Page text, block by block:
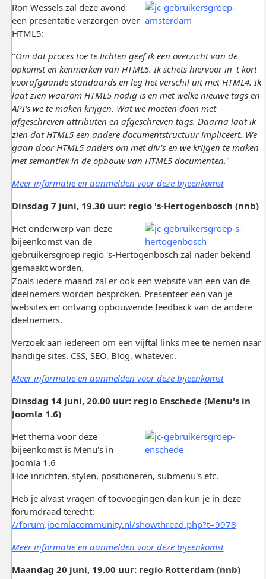
Ron Wessels zal deze avond
een presentatie verzorgen over
HTML5:
"Om dat proces toe te lichten geef ik een overzicht van de
opkomst en kenmerken van HTML5. Ik schets hiervoor in 't kort
voorafgaande standaards en leg het verschil uit met HTML4. Ik
laat zien waarom HTML5 nodig is en met welke nieuwe tags en
API's we te maken krijgen. Wat we moeten doen met
afgeschreven attributen en afgeschreven tags. Daarna laat ik
zien dat HTML5 een andere documentstructuur impliceert. We
gaan door HTML5 anders om met div's en we krijgen te maken
met semantiek in de opbouw van HTML5 documenten."
Meer informatie en aanmelden voor deze bijeenkomst
Dinsdag 7 juni, 19.30 uur: regio 's-Hertogenbosch (nnb)
Het onderwerp van deze
bijeenkomst van de
gebruikersgroep regio 's-Hertogenbosch zal nader bekend
gemaakt worden.
Zoals iedere maand zal er ook een website van een van de
deelnemers worden besproken. Presenteer een van je
websites en ontvang opbouwende feedback van de andere
deelnemers.
Verzoek aan iedereen om een vijftal links mee te nemen naar
handige sites. CSS, SEO, Blog, whatever..
Meer informatie en aanmelden voor deze bijeenkomst
Dinsdag 14 juni, 20.00 uur: regio Enschede (Menu's in
Joomla 1.6)
Het thema voor deze
bijeenkomst is Menu's in
Joomla 1.6
Hoe inrichten, stylen, positioneren, submenu's etc.
Heb je alvast vragen of toevoegingen dan kun je in deze
forumdraad terecht:
//forum.joomlacommunity.nl/showthread.php?t=9978
Meer informatie en aanmelden voor deze bijeenkomst
Maandag 20 juni, 19.00 uur: regio Rotterdam (nnb)